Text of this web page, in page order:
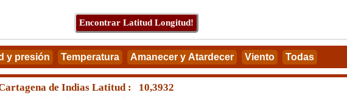
de Indias Latitud :
10,3932